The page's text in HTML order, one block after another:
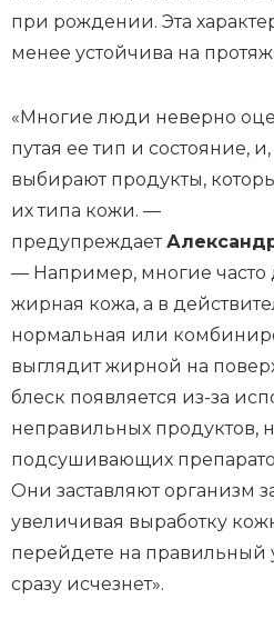
при рождении. Эта
менее устойчива на
«Многие люди неверно
путая ее тип и состояние,
выбирают продукты,
их типа кожи. —
предупреждает
— Например, многие часто
жирная кожа, а в
нормальная или
выглядит жирной на
блеск появляется из-за
неправильных продуктов,
подсушивающих
Они заставляют организм
увеличивая выработку
перейдете на правильный
сразу исчезнет».